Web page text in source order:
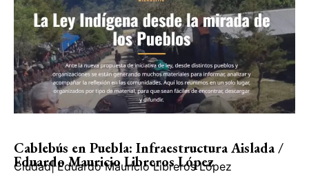
Cablebús en Puebla: Infraestructura Aislada /
Eduardo Mauricio Libreros López
Ciudad| Eduardo Mauricio Libreros López